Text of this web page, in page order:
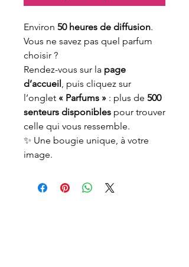
Environ 50 heures de diffusion.
Vous ne savez pas quel parfum
choisir ?
Rendez-vous sur la page
d’accueil, puis cliquez sur
l’onglet « Parfums » : plus de 500
senteurs disponibles pour trouver
celle qui vous ressemble.
✨ Une bougie unique, à votre
image.